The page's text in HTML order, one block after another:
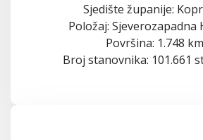
Sjedište županije:
Položaj: Sjeverozapadna
Površina: 1.748
Broj stanovnika: 101.661